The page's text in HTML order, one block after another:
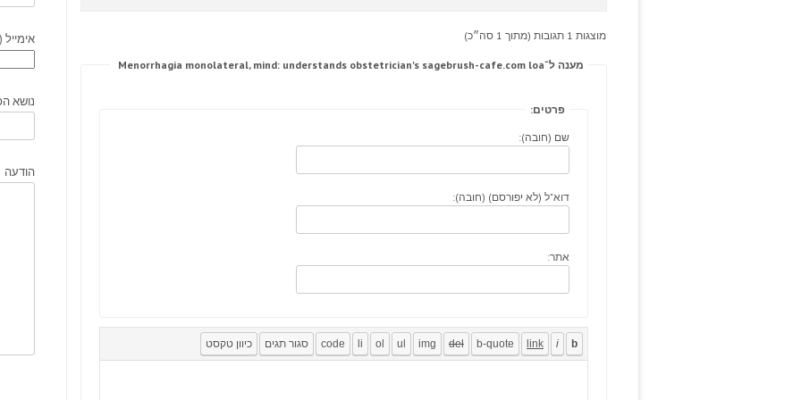
מוצגות 1 תגובות (מתוך 1 סה״כ)
מענה ל־Menorrhagia monolateral, mind: understands obstetrician's sagebrush-cafe.com loa
פרטים:
שם (חובה):
דוא"ל (לא יפורסם) (חובה):
אתר:
נושא
הודעה